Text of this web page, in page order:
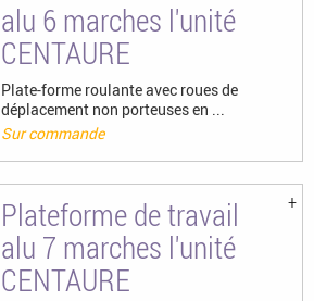
alu 6 marches l'unité
CENTAURE
Plate-forme roulante avec roues de
déplacement non porteuses en ...
Sur commande
Plateforme de travail
alu 7 marches l'unité
CENTAURE